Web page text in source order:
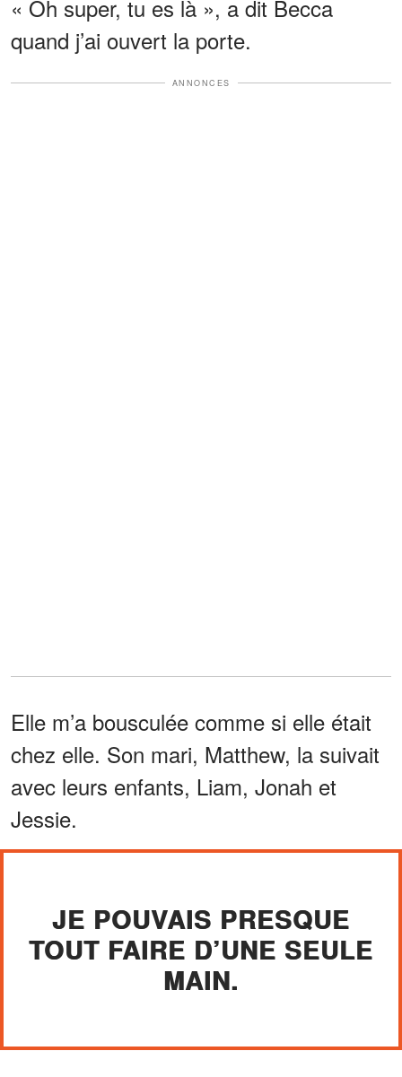
« Oh super, tu es là », a dit Becca
quand j’ai ouvert la porte.
ANNONCES
Elle m’a bousculée comme si elle était
chez elle. Son mari, Matthew, la suivait
avec leurs enfants, Liam, Jonah et
Jessie.
JE POUVAIS PRESQUE
TOUT FAIRE D’UNE SEULE
MAIN.